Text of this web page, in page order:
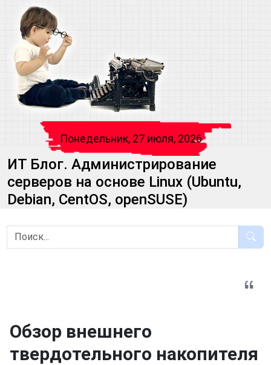
Понедельник, 27 июля, 2026
ИТ Блог. Администрирование
серверов на основе Linux (Ubuntu,
Debian, CentOS, openSUSE)
Обзор внешнего
твердотельного накопителя